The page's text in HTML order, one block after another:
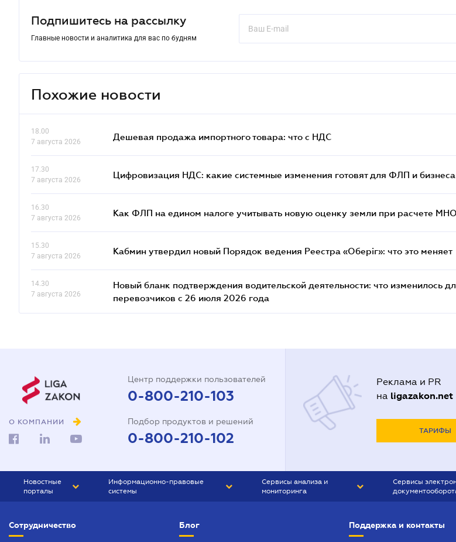
Подпишитесь на рассылку
Главные новости и аналитика для вас по будням
Похожие новости
18.00
7 августа 2026
Дешевая продажа импортного товара: что c НДС
17.30
7 августа 2026
Цифровизация НДС: какие системные изменения готовят для ФЛП и бизнеса
16.30
7 августа 2026
Как ФЛП на едином налоге учитывать новую оценку земли при расчете МНО
15.30
7 августа 2026
Кабмин утвердил новый Порядок ведения Реестра «Оберіг»: что это меняет
14.30
7 августа 2026
Новый бланк подтверждения водительской деятельности: что изменилось
перевозчиков с 26 июля 2026 года
О КОМПАНИИ
Центр поддержки пользователей
0-800-210-103
Подбор продуктов и решений
0-800-210-102
Реклама и PR
на ligazakon.net
ТАРИФЫ
Новостные
порталы
БИЗНЕС
Информационно-правовые
системы
Сервисы анализа и
мониторинга
Сервисы
Сотрудничество Блог Поддержка и контакты